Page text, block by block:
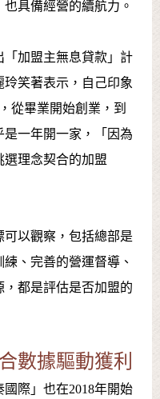
具備經營的續航力。
加盟主無息貸款」計
笑著表示，自己印象
從畢業開始創業，到
一年開一家，「因為
理念契合的加盟
以觀察，包括總部是
、完善的營運督導、
都是評估是否加盟的
數據驅動獲利
際」也在2018年開始